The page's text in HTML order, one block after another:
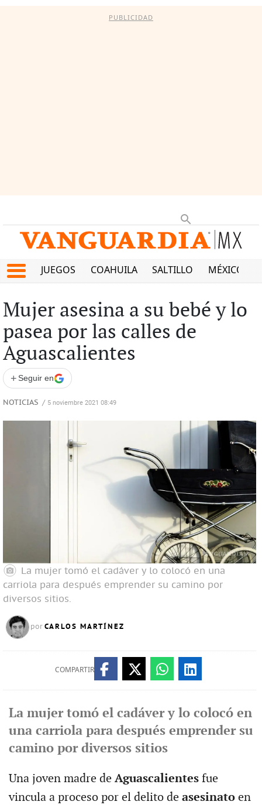
PUBLICIDAD
JUEGOS COAHUILA SALTILLO MÉXICO
Mujer asesina a su bebé y lo
pasea por las calles de
Aguascalientes
+ Seguir en
NOTICIAS / 5 noviembre 2021 08:49
La mujer tomó el cadáver y lo colocó en una
carriola para después emprender su camino por
diversos sitios.
por CARLOS MARTÍNEZ
COMPARTIR
La mujer tomó el cadáver y lo colocó en
una carriola para después emprender su
camino por diversos sitios
Una joven madre de Aguascalientes fue
vincula a proceso por el delito deasesinatoen